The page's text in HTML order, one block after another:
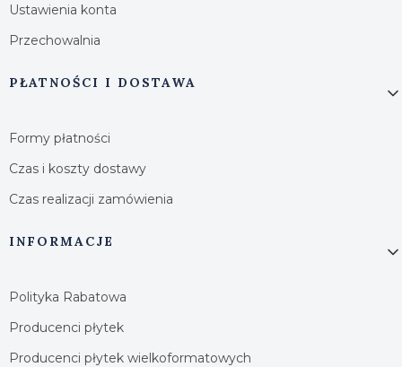
Ustawienia konta
Przechowalnia
PŁATNOŚCI I DOSTAWA
Formy płatności
Czas i koszty dostawy
Czas realizacji zamówienia
INFORMACJE
Polityka Rabatowa
Producenci płytek
Producenci płytek wielkoformatowych